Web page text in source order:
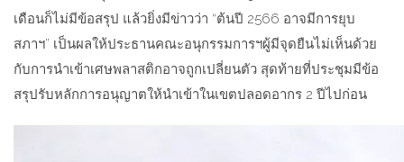
เดือนก็ไม่มีข้อสรุป แล้วยิ่งมีข่าวว่า “ต้นปี 2566 อาจมีการยุบ
สภาฯ” เป็นผลให้ประธานคณะอนุกรรมการฯผู้มีจุดยืนไม่เห็นด้วย
กับการนำเข้าเศษพลาสติกอาจถูกเปลี่ยนตัว สุดท้ายที่ประชุมมีข้อ
สรุปรับหลักการอนุญาตให้นำเข้าในเขตปลอดอากร 2 ปีไปก่อน